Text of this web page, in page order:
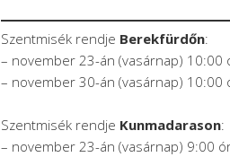
Szentmisék rendje Berekfürdőn:
– november 23-án (vasárnap) 10:00
– november 30-án (vasárnap) 10:00
Szentmisék rendje Kunmadarason:
– november 23-án (vasárnap) 9:00